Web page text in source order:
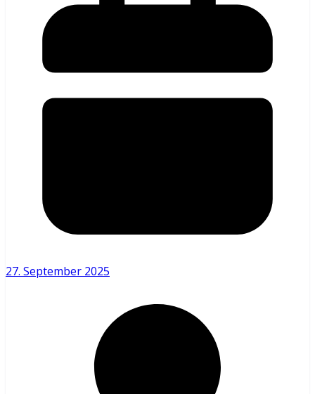
27. September 2025